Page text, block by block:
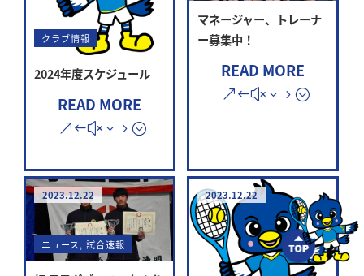
クラブ情報
2024年度スケジュール
READ MORE
マネージャー、トレーナ
ー募集中！
READ MORE
2023.12.22
ニュース ,試合速報
2023.12.22